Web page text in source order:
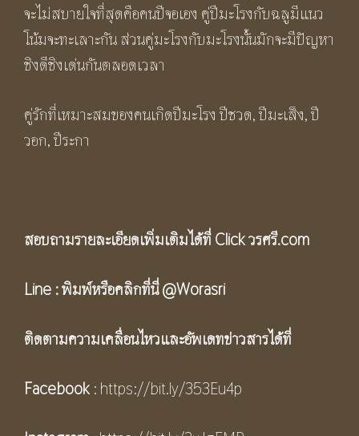
จะไม่สบายใจที่สุดคือคนปีจอเอง คู่ปีมะโรงกับฉลูมีแนว
โน้มจะทะเลาะกัน ส่วนคู่มะโรงกับมะโรงนั้นมักจะมีปัญหา
ชิงดีชิงเด่นกันตลอดเวลา
คู่รักที่เหมาะสมของคนเกิดปีมะโรง ปีชวด, ปีมะเส็ง, ปี
วอก, ปีระกา
สอบถามรายละเอียดเพิ่มเติมได้ที่ Clickวรศรี.com
Line :พิมพ์หรือคลิกที่นี่@Worasri
ติดตามความเคลื่อนไหวและอัพเดทข่าวสารได้ที่
Facebook : https://bit.ly/353Eu4p